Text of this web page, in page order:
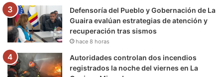
Defensoría del Pueblo y Gobernación de La
Guaira evalúan estrategias de atención y
recuperación tras sismos
hace 8 horas
Autoridades controlan dos incendios
registrados la noche del viernes en La